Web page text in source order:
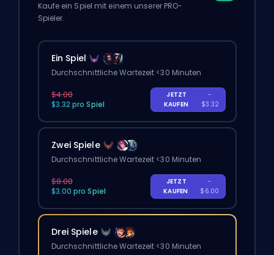
Kaufe ein Spiel mit einem unserer PRO-
Spieler.
Ein Spiel
Durchschnittliche Wartezeit <30 Minuten
$4.00
$3.32 pro Spiel
JETZT
KAUFEN
-
$3.32
Zwei Spiele
Durchschnittliche Wartezeit <30 Minuten
$8.00
$3.00 pro Spiel
JETZT
KAUFEN
-
$6.00
Drei Spiele
Durchschnittliche Wartezeit <30 Minuten